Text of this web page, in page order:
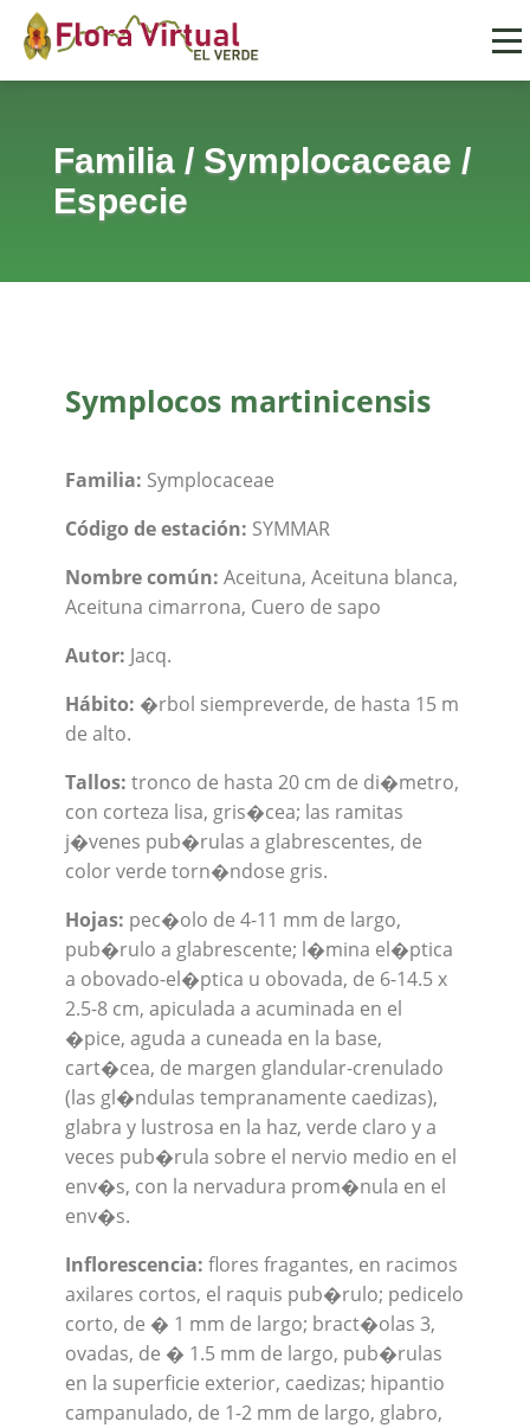
Familia/ Symplocaceae /
Especie
Symplocos martinicensis
Familia: Symplocaceae
Código de estación: SYMMAR
Nombre común: Aceituna, Aceituna blanca,
Aceituna cimarrona, Cuero de sapo
Autor: Jacq.
Hábito: �rbol siempreverde, de hasta 15 m
de alto.
Tallos: tronco de hasta 20 cm de di�metro,
con corteza lisa, gris�cea; las ramitas
j�venes pub�rulas a glabrescentes, de
color verde torn�ndose gris.
Hojas: pec�olo de 4-11 mm de largo,
pub�rulo a glabrescente; l�mina el�ptica
a obovado-el�ptica u obovada, de 6-14.5 x
2.5-8 cm, apiculada a acuminada en el
�pice, aguda a cuneada en la base,
cart�cea, de margen glandular-crenulado
(las gl�ndulas tempranamente caedizas),
glabra y lustrosa en la haz, verde claro y a
veces pub�rula sobre el nervio medio en el
env�s, con la nervadura prom�nula en el
env�s.
Inflorescencia: flores fragantes, en racimos
axilares cortos, el raquis pub�rulo; pedicelo
corto, de � 1 mm de largo; bract�olas 3,
ovadas, de � 1.5 mm de largo, pub�rulas
en la superficie exterior, caedizas; hipantio
campanulado, de 1-2 mm de largo, glabro,